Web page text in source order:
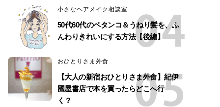
小さなヘアメイク相談室
50代60代のペタンコ＆うねり髪を、ふ
んわりきれいにする方法【後編】
おひとりさま外食
【大人の新宿おひとりさま外食】紀伊
國屋書店で本を買ったらどこへ行
く？